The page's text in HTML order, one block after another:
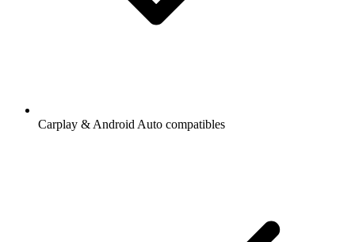
Carplay & Android Auto compatibles